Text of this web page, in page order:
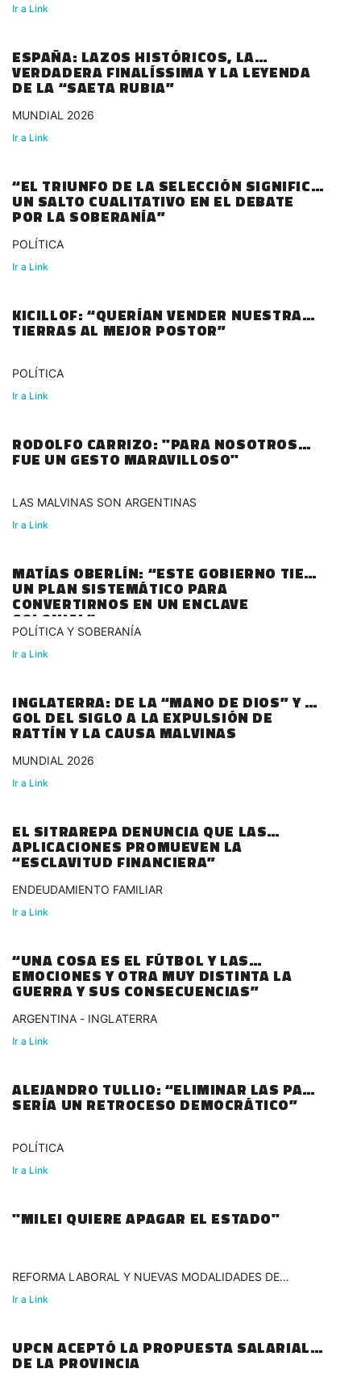
Ir a Link
ESPAÑA: LAZOS HISTÓRICOS, LA
VERDADERA FINALÍSSIMA Y LA LEYENDA
DE LA “SAETA RUBIA”
MUNDIAL 2026
Ir a Link
“EL TRIUNFO DE LA SELECCIÓN SIGNIFICÓ
UN SALTO CUALITATIVO EN EL DEBATE
POR LA SOBERANÍA”
POLÍTICA
Ir a Link
KICILLOF: “QUERÍAN VENDER NUESTRAS
TIERRAS AL MEJOR POSTOR”
POLÍTICA
Ir a Link
RODOLFO CARRIZO: "PARA NOSOTROS
FUE UN GESTO MARAVILLOSO"
LAS MALVINAS SON ARGENTINAS
Ir a Link
MATÍAS OBERLÍN: “ESTE GOBIERNO TIENE
UN PLAN SISTEMÁTICO PARA
CONVERTIRNOS EN UN ENCLAVE
COLONIAL”
POLÍTICA Y SOBERANÍA
Ir a Link
INGLATERRA: DE LA “MANO DE DIOS” Y EL
GOL DEL SIGLO A LA EXPULSIÓN DE
RATTÍN Y LA CAUSA MALVINAS
MUNDIAL 2026
Ir a Link
EL SITRAREPA DENUNCIA QUE LAS
APLICACIONES PROMUEVEN LA
“ESCLAVITUD FINANCIERA”
ENDEUDAMIENTO FAMILIAR
Ir a Link
“UNA COSA ES EL FÚTBOL Y LAS
EMOCIONES Y OTRA MUY DISTINTA LA
GUERRA Y SUS CONSECUENCIAS”
ARGENTINA - INGLATERRA
Ir a Link
ALEJANDRO TULLIO: “ELIMINAR LAS PASO
SERÍA UN RETROCESO DEMOCRÁTICO”
POLÍTICA
Ir a Link
"MILEI QUIERE APAGAR EL ESTADO"
REFORMA LABORAL Y NUEVAS MODALIDADES DE
TRABAJO
Ir a Link
UPCN ACEPTÓ LA PROPUESTA SALARIAL
DE LA PROVINCIA